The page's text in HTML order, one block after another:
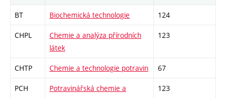
BT Biochemická technologie 124
CHPL
Chemie a analýza přírodních
látek
123
CHTP Chemie a technologie potravin 67
PCH
Potravinářská chemie a
123